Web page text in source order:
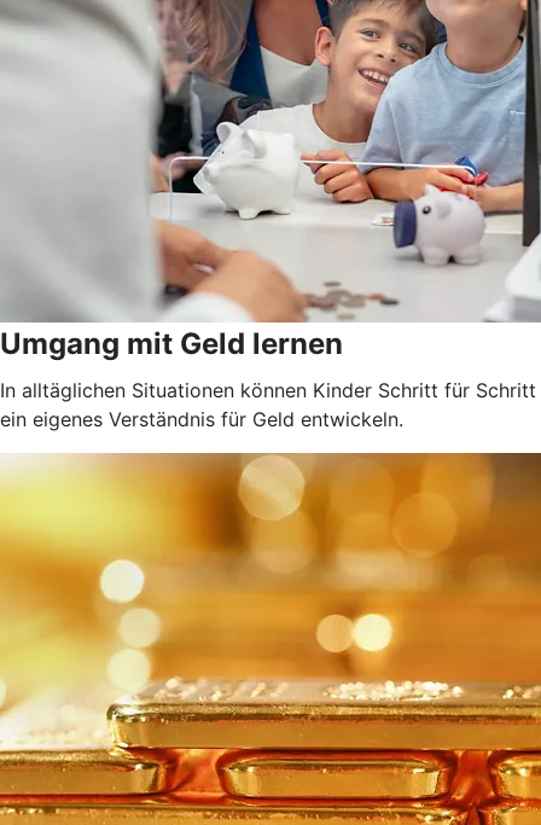
Umgang mit Geld lernen
In alltäglichen Situationen können Kinder Schritt für Schritt
ein eigenes Verständnis für Geld entwickeln.